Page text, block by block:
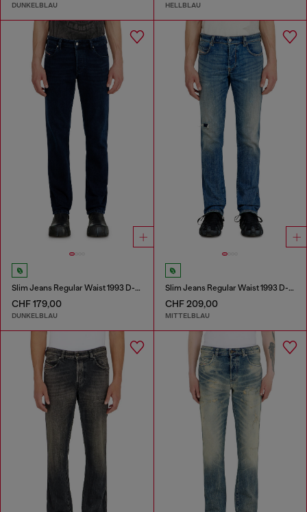
DUNKELBLAU HELLBLAU
Slim Jeans Regular Waist 1993 D-Vyl
CHF 179,00
DUNKELBLAU
Slim Jeans Regular Waist 1993 D-Vyl
CHF 209,00
MITTELBLAU